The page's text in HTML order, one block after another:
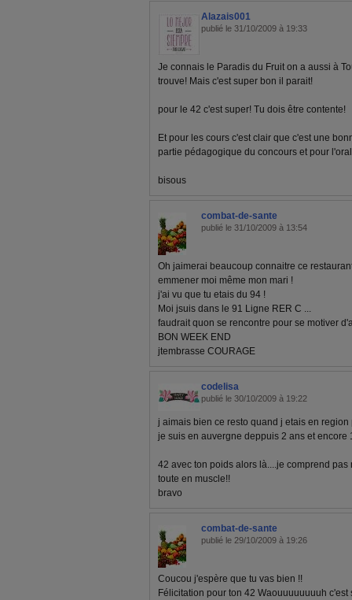
Alazais001
publié le 31/10/2009 à 19:33
Je connais le Paradis du Fruit on a aussi à
trouve! Mais c'est super bon il parait!
pour le 42 c'est super! Tu dois être contente!
Et pour les cours c'est clair que c'est une
partie pédagogique du concours et pour
bisous
combat-de-sante
publié le 31/10/2009 à 13:54
Oh jaimerai beaucoup connaitre ce
emmener moi même mon mari !
j'ai vu que tu etais du 94 !
Moi jsuis dans le 91 Ligne RER C ...
faudrait quon se rencontre pour se motiver
BON WEEK END
jtembrasse COURAGE
codelisa
publié le 30/10/2009 à 19:22
j aimais bien ce resto quand j etais en
je suis en auvergne deppuis 2 ans et encore
42 avec ton poids alors là....je comprend
toute en muscle!!
bravo
combat-de-sante
publié le 29/10/2009 à 19:26
Coucou j'espère que tu vas bien !!
Félicitation pour ton 42 Waouuuuuuuuh c'est